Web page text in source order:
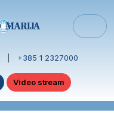
+385 1 2327000
Video stream